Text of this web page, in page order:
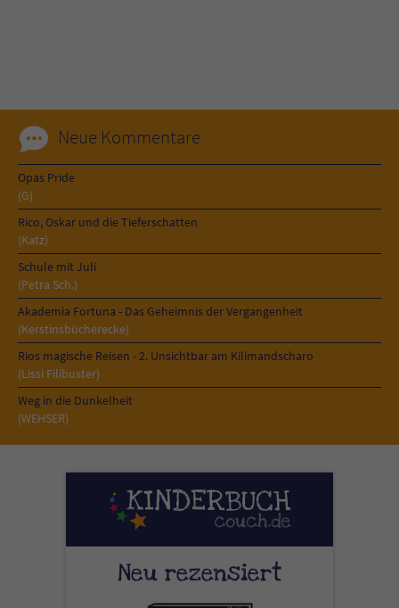
Neue Kommentare
Opas Pride
(G)
Rico, Oskar und die Tieferschatten
(Katz)
Schule mit Juli
(Petra Sch.)
Akademia Fortuna - Das Geheimnis der Vergangenheit
(Kerstinsbücherecke)
Rios magische Reisen - 2. Unsichtbar am Kilimandscharo
(Lissi Filibuster)
Weg in die Dunkelheit
(WEHSER)
Neu rezensiert